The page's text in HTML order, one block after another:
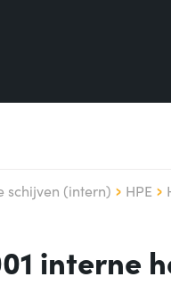
schijven (intern) HPE
interne